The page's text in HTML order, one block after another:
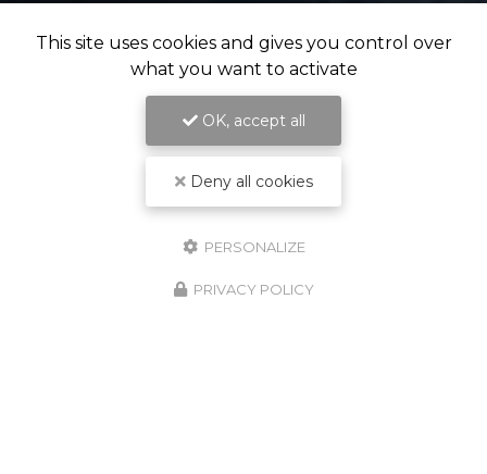
This site uses cookies and gives you control over
what you want to activate
OK, accept all
Deny all cookies
PERSONALIZE
PRIVACY POLICY